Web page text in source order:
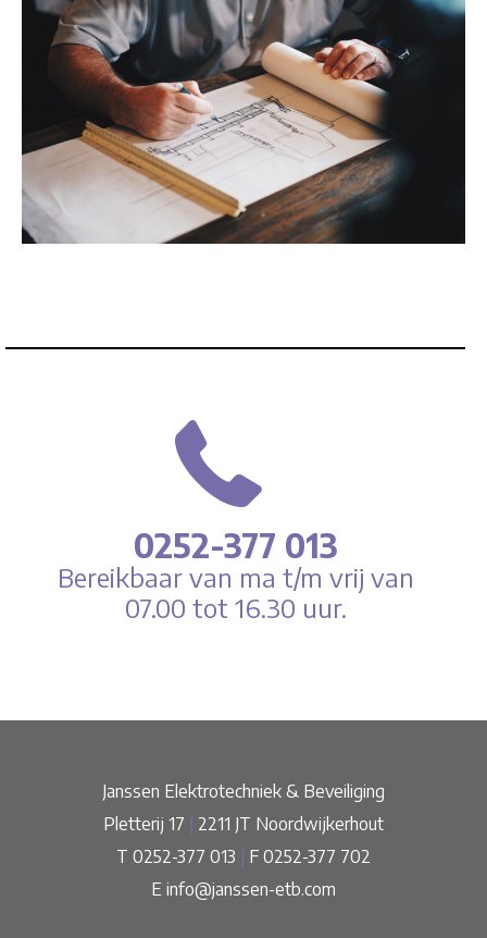
0252-377 013
Bereikbaar van ma t/m vrij van
07.00 tot 16.30 uur.
Janssen Elektrotechniek & Beveiliging
Pletterij 17
2211 JT Noordwijkerhout
T 0252-377 013
F 0252-377 702
E info@janssen-etb.com